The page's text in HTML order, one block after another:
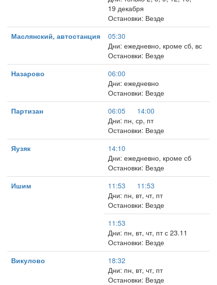
19 декабря
Остановки: Везде
Маслянский, автостанция
05:30
Дни: ежедневно, кроме сб, вс
Остановки: Везде
Назарово
06:00
Дни: ежедневно
Остановки: Везде
Партизан
06:05
14:00
Дни: пн, ср, пт
Остановки: Везде
Яузяк
14:10
Дни: ежедневно, кроме сб
Остановки: Везде
Ишим
11:53
11:53
Дни: пн, вт, чт, пт
Остановки: Везде
11:53
Дни: пн, вт, чт, пт с 23.11
Остановки: Везде
Викулово
18:32
Дни: пн, вт, чт, пт
Остановки: Везде